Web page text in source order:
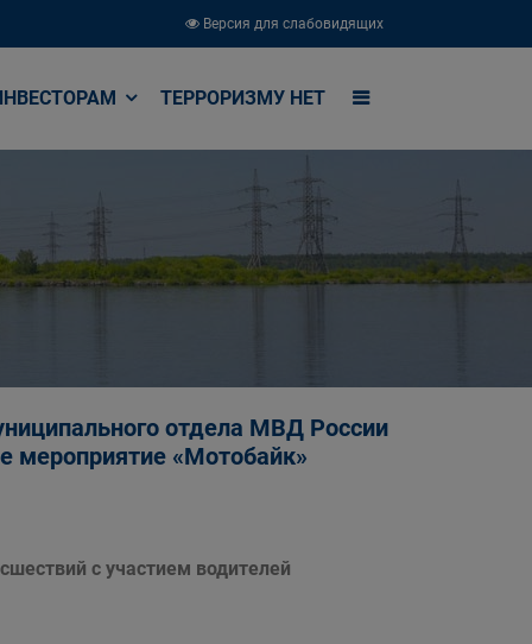
Версия для слабовидящих
ТЕРРОРИЗМУ НЕТ
отдела МВД России
мероприятие «Мотобайк»
с участием водителей